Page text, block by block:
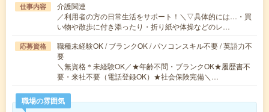
仕事内容
介護関連
／利用者の方の日常生活をサポート！＼▽具体的には…・買
い物や散歩に付き添ったり・折り紙や体操などのレ…
応募資格
職種未経験OK / ブランクOK / パソコンスキル不要 / 英語力不
要
＼無資格＊未経験OK／★年齢不問・ブランクOK★履歴書不
要・来社不要（電話登録OK）★社会保険完備＼…
職場の雰囲気